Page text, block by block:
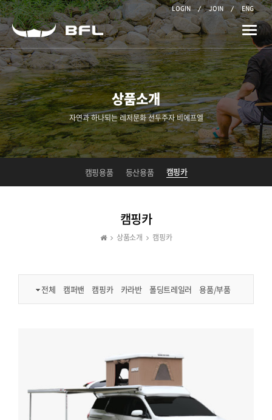
LOGIN JOIN ENG
Toggle
상품소개
자연과 하나되는 레저문화 선두주자 비에프엘
캠핑용품 등산용품 캠핑카
캠핑카
상품소개 캠핑카
전체 캠퍼밴 캠핑카 카라반 폴딩트레일러 용품/부품